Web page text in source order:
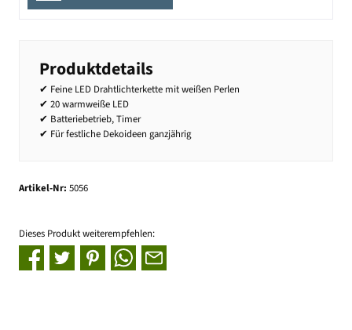
Produktdetails
✔ Feine LED Drahtlichterkette mit weißen Perlen
✔ 20 warmweiße LED
✔ Batteriebetrieb, Timer
✔ Für festliche Dekoideen ganzjährig
Artikel-Nr: 5056
Dieses Produkt weiterempfehlen: